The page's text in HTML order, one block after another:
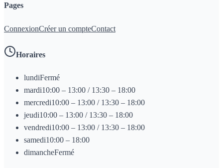
Pages
ConnexionCréer un compteContact
Horaires
lundiFermé
mardi10:00 – 13:00 / 13:30 – 18:00
mercredi10:00 – 13:00 / 13:30 – 18:00
jeudi10:00 – 13:00 / 13:30 – 18:00
vendredi10:00 – 13:00 / 13:30 – 18:00
samedi10:00 – 18:00
dimancheFermé